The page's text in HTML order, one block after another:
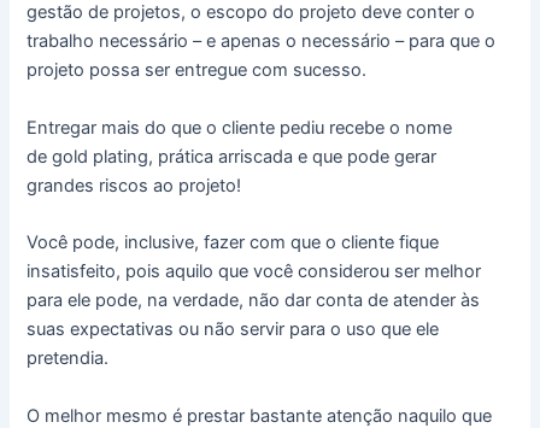
gestão de projetos, o escopo do projeto deve conter o
trabalho necessário – e apenas o necessário – para que o
projeto possa ser entregue com sucesso.
Entregar mais do que o cliente pediu recebe o nome
de gold plating, prática arriscada e que pode gerar
grandes riscos ao projeto!
Você pode, inclusive, fazer com que o cliente fique
insatisfeito, pois aquilo que você considerou ser melhor
para ele pode, na verdade, não dar conta de atender às
suas expectativas ou não servir para o uso que ele
pretendia.
O melhor mesmo é prestar bastante atenção naquilo que